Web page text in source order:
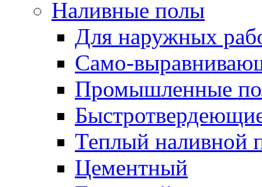
Наливные полы
Для наружных
Само-
Промышленные
Теплый наливной
Цементный